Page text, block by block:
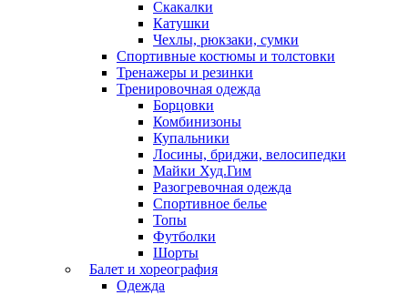
Скакалки
Катушки
Чехлы, рюкзаки, сумки
Спортивные костюмы и толстовки
Тренажеры и резинки
Тренировочная одежда
Борцовки
Комбинизоны
Купальники
Лосины, бриджи, велосипедки
Майки Худ.Гим
Разогревочная одежда
Спортивное белье
Топы
Футболки
Шорты
Балет и хореография
Одежда